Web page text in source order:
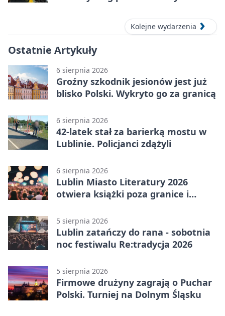
Kolejne wydarzenia
Ostatnie Artykuły
6 sierpnia 2026
Groźny szkodnik jesionów jest już
blisko Polski. Wykryto go za granicą
6 sierpnia 2026
42-latek stał za barierką mostu w
Lublinie. Policjanci zdążyli
6 sierpnia 2026
Lublin Miasto Literatury 2026
otwiera książki poza granice i
5 sierpnia 2026
Lublin zatańczy do rana - sobotnia
noc festiwalu Re:tradycja 2026
5 sierpnia 2026
Firmowe drużyny zagrają o Puchar
Polski. Turniej na Dolnym Śląsku